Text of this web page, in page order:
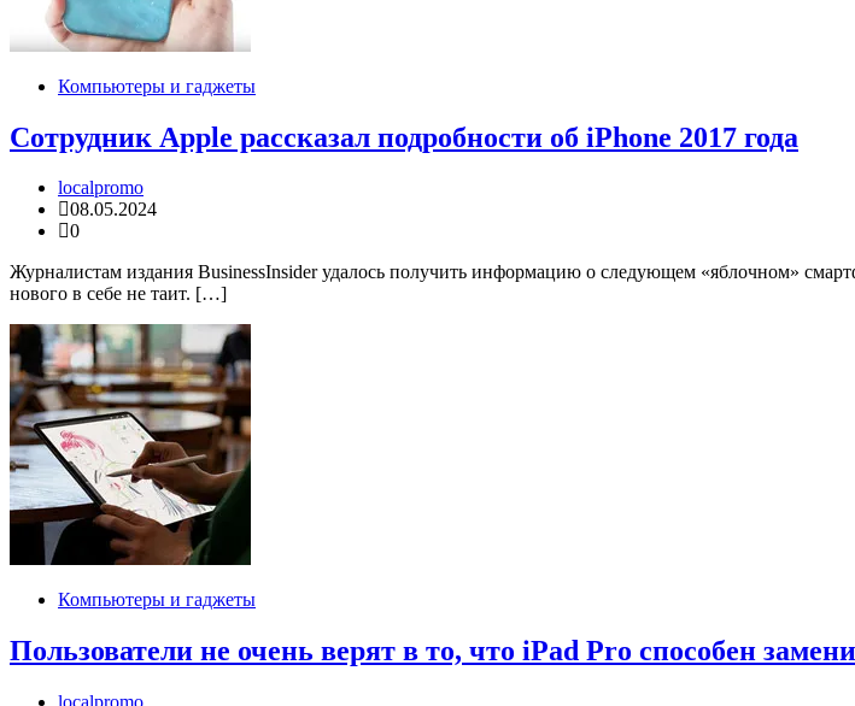
Компьютеры и гаджеты
Сотрудник Apple рассказал подробности об iPhone 2017 года
localpromo
08.05.2024
0
Журналистам издания BusinessInsider удалось получить информацию о следующем «яблочном»
нового в себе не таит. […]
Компьютеры и гаджеты
Пользователи не очень верят в то, что iPad Pro способен